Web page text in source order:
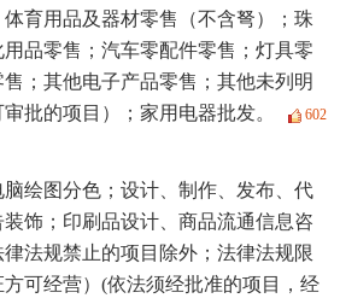
育用品及器材零售（不含弩）；珠
品零售；汽车零配件零售；灯具零
；其他电子产品零售；其他未列明
批的项目）；家用电器批发。
602
绘图分色；设计、制作、发布、代
饰；印刷品设计、商品流通信息咨
法规禁止的项目除外；法律法规限
可经营）(依法须经批准的项目，经